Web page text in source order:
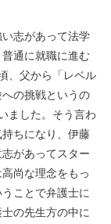
志があって法学
通に就職に進む
、父から「レベル
の挑戦というの
ました。そう言わ
ちになり、伊藤
があってスター
尚な理念をもっ
ことで弁護士に
の先生方の中に